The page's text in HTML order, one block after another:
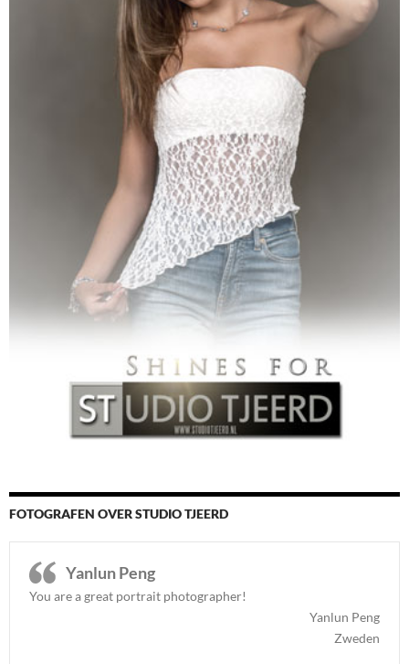
FOTOGRAFEN OVER STUDIO TJEERD
Yanlun Peng
You are a great portrait photographer!
Yanlun Peng
Zweden